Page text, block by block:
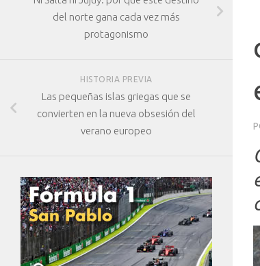
del norte gana cada vez más
protagonismo
HISTORIA PREVIA
Las pequeñas islas griegas que se
convierten en la nueva obsesión del
verano europeo